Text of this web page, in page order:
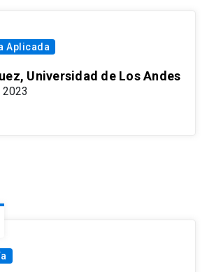
Aplicada
Universidad de Los Andes